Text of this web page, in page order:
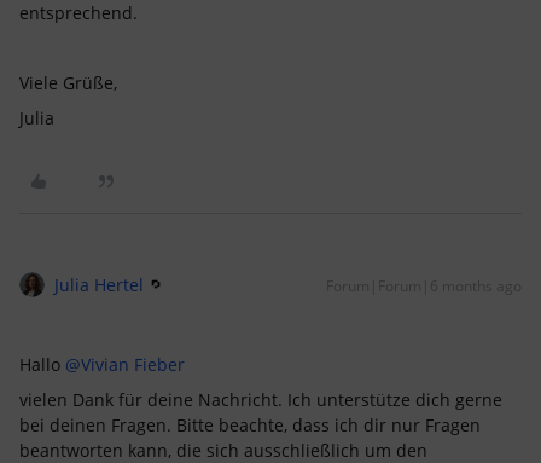
entsprechend.
Viele Grüße,
Julia
Julia Hertel Forum|Forum|6 months ago
Hallo ​ @Vivian Fieber
vielen Dank für deine Nachricht. Ich unterstütze dich gerne
bei deinen Fragen. Bitte beachte, dass ich dir nur Fragen
beantworten kann, die sich ausschließlich um den